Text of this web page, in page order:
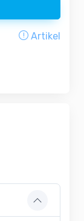
Artikel